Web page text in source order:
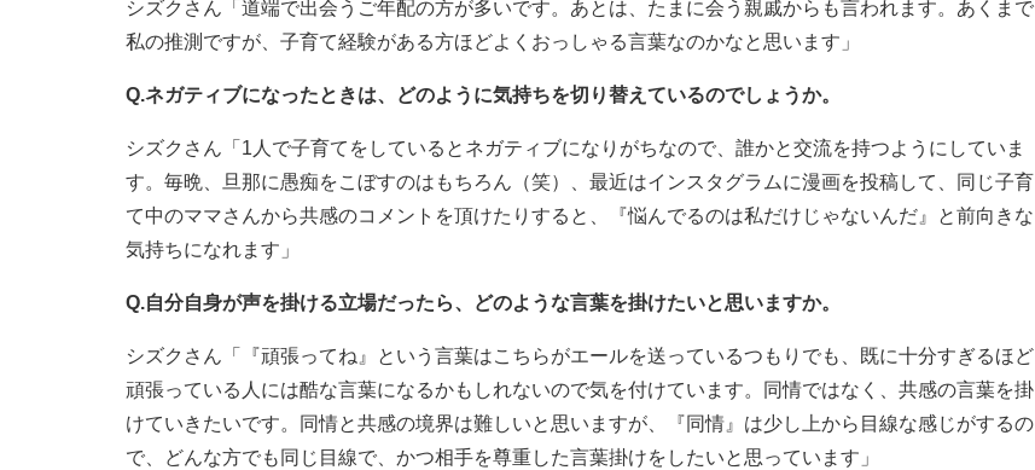
シズクさん「道端で出会うご年配の方が多いです。あとは、たまに会う親戚からも言われます。あくまで
私の推測ですが、子育て経験がある方ほどよくおっしゃる言葉なのかなと思います」
Q.ネガティブになったときは、どのように気持ちを切り替えているのでしょうか。
シズクさん「1人で子育てをしているとネガティブになりがちなので、誰かと交流を持つようにしていま
す。毎晩、旦那に愚痴をこぼすのはもちろん（笑）、最近はインスタグラムに漫画を投稿して、同じ子育
て中のママさんから共感のコメントを頂けたりすると、『悩んでるのは私だけじゃないんだ』と前向きな
気持ちになれます」
Q.自分自身が声を掛ける立場だったら、どのような言葉を掛けたいと思いますか。
シズクさん「『頑張ってね』という言葉はこちらがエールを送っているつもりでも、既に十分すぎるほど
頑張っている人には酷な言葉になるかもしれないので気を付けています。同情ではなく、共感の言葉を掛
けていきたいです。同情と共感の境界は難しいと思いますが、『同情』は少し上から目線な感じがするの
で、どんな方でも同じ目線で、かつ相手を尊重した言葉掛けをしたいと思っています」